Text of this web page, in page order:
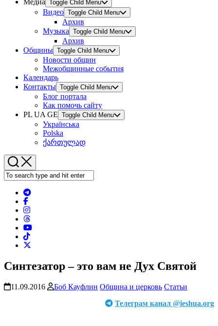
Медиа Toggle Child Menu
Видео Toggle Child Menu
Архив
Музыка Toggle Child Menu
Архив
Общины Toggle Child Menu
Новости общин
Межобщинные события
Календарь
Контакты Toggle Child Menu
Блог портала
Как помочь сайту
PL UA GE Toggle Child Menu
Українська
Polska
ქართულად
Синтезатор – это вам не Дух Святой
11.09.2016 Боб Кауфлин Община и церковь Статьи
Телеграм канал @ieshua.org